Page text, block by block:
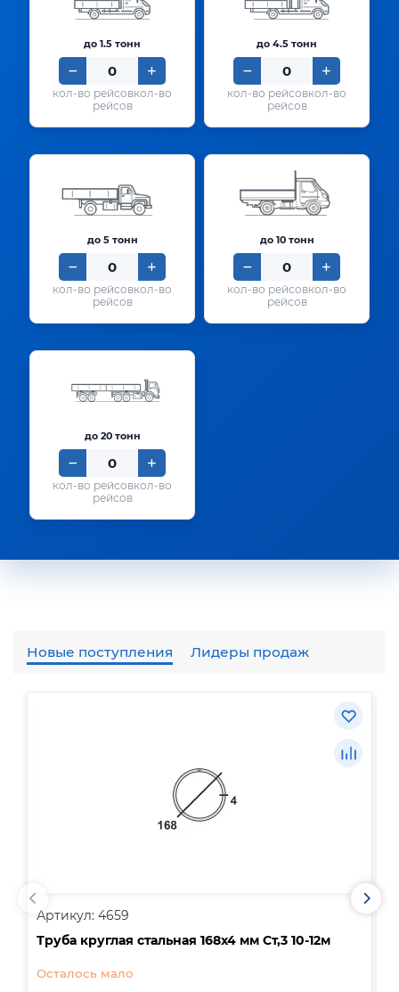
до 1.5 тонн
кол-во
рейсов
до 4.5 тонн
кол-во
рейсов
до 5 тонн
кол-во
рейсов
до 10 тонн
кол-во
рейсов
до 20 тонн
кол-во
рейсов
Новые поступления Лидеры продаж
Артикул: 4659
Труба круглая стальная 168х4 мм Ст,3 10-12м
Осталось мало